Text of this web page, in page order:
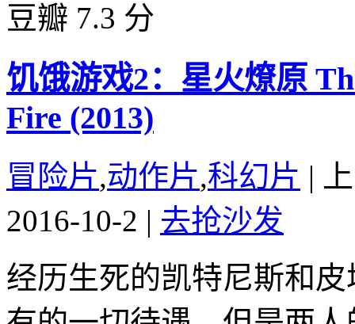
豆瓣 7.3 分
饥饿游戏2：星火燎原
Fire (2013)
冒险片,动作片,科幻片 |
2016-10-2 | 去抢沙发
经历生死的凯特尼斯和